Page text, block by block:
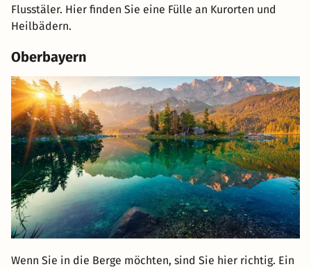
Flusstäler. Hier finden Sie eine Fülle an Kurorten und
Heilbädern.
Oberbayern
Wenn Sie in die Berge möchten, sind Sie hier richtig. Ein